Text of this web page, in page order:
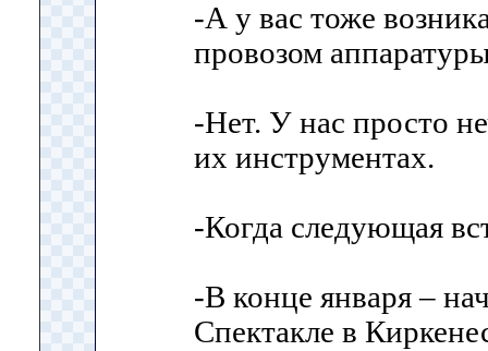
-А у вас тоже
провозом
-Нет. У нас просто
их инструментах.
-Когда следующая
-В конце января –
Спектакле в